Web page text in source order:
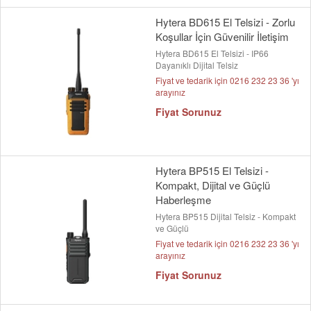
Hytera BD615 El Telsizi - Zorlu
Koşullar İçin Güvenilir İletişim
Hytera BD615 El Telsizi - IP66
Dayanıklı Dijital Telsiz
Fiyat ve tedarik için 0216 232 23 36 'yı
arayınız
Fiyat Sorunuz
Hytera BP515 El Telsizi -
Kompakt, Dijital ve Güçlü
Haberleşme
Hytera BP515 Dijital Telsiz - Kompakt
ve Güçlü
Fiyat ve tedarik için 0216 232 23 36 'yı
arayınız
Fiyat Sorunuz